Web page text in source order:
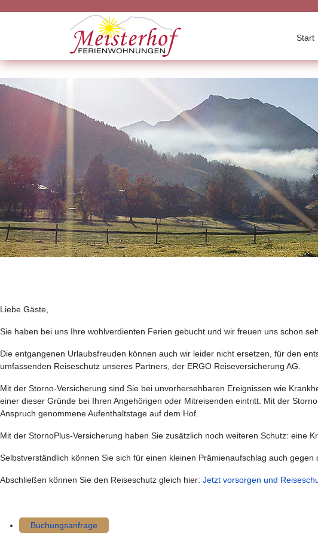
Start
Liebe Gäste,
Sie haben bei uns Ihre wohlverdienten Ferien gebucht und wir freuen uns schon
Die entgangenen Urlaubsfreuden können auch wir leider nicht ersetzen, für den
umfassenden Reiseschutz unseres Partners, der ERGO Reiseversicherung AG.
Mit der Storno-Versicherung sind Sie bei unvorhersehbaren Ereignissen wie
einer dieser Gründe bei Ihren Angehörigen oder Mitreisenden eintritt. Mit der
Anspruch genommene Aufenthaltstage auf dem Hof.
Mit der StornoPlus-Versicherung haben Sie zusätzlich noch weiteren Schutz: eine
Selbstverständlich können Sie sich für einen kleinen Prämienaufschlag auch gegen
Abschließen können Sie den Reiseschutz gleich hier: Jetzt vorsorgen und
Buchungsanfrage